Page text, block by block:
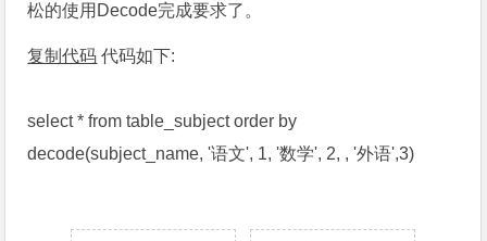
松的使用Decode完成要求了。
复制代码 代码如下:
select * from table_subject order by
decode(subject_name, '语文', 1, '数学', 2, , '外语',3)